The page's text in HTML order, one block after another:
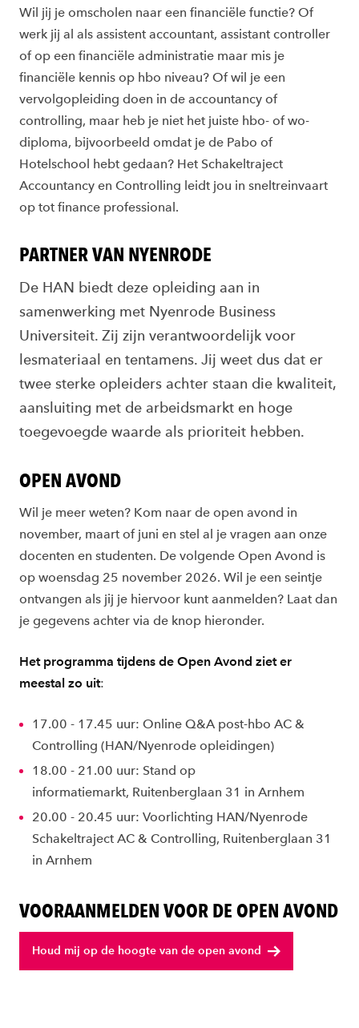
Wil jij je omscholen naar een financiële functie? Of
werk jij al als assistent accountant, assistant controller
of op een financiële administratie maar mis je
financiële kennis op hbo niveau? Of wil je een
vervolgopleiding doen in de accountancy of
controlling, maar heb je niet het juiste hbo- of wo-
diploma, bijvoorbeeld omdat je de Pabo of
Hotelschool hebt gedaan? Het Schakeltraject
Accountancy en Controlling leidt jou in sneltreinvaart
op tot finance professional.
PARTNER VAN NYENRODE
De HAN biedt deze opleiding aan in
samenwerking met Nyenrode Business
Universiteit. Zij zijn verantwoordelijk voor
lesmateriaal en tentamens. Jij weet dus dat er
twee sterke opleiders achter staan die kwaliteit,
aansluiting met de arbeidsmarkt en hoge
toegevoegde waarde als prioriteit hebben.
OPEN AVOND
Wil je meer weten? Kom naar de open avond in
november, maart of juni en stel al je vragen aan onze
docenten en studenten. De volgende Open Avond is
op woensdag 25 november 2026. Wil je een seintje
ontvangen als jij je hiervoor kunt aanmelden? Laat dan
je gegevens achter via de knop hieronder.
Het programma tijdens de Open Avond ziet er
meestal zo uit:
17.00 - 17.45 uur: Online Q&A post-hbo AC &
Controlling (HAN/Nyenrode opleidingen)
18.00 - 21.00 uur: Stand op
informatiemarkt, Ruitenberglaan 31 in Arnhem
20.00 - 20.45 uur: Voorlichting HAN/Nyenrode
Schakeltraject AC & Controlling, Ruitenberglaan 31
in Arnhem
VOORAANMELDEN VOOR DE OPEN AVOND
Houd mij op de hoogte van de open avond